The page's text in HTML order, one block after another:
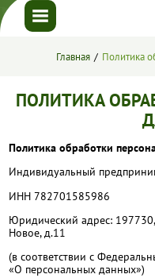
Главная Политика
ПОЛИТИКА
Политика обработки
Индивидуальный
ИНН 782701585986
Юридический адрес: 197730,
Новое, д.11
(в соответствии с
«О персональных данных»)